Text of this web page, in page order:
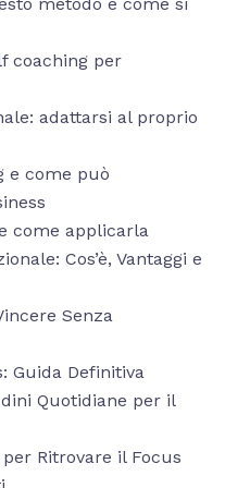
coaching per
adattarsi al proprio
e come può
e come applicarla
Cos’è, Vantaggi e
Senza
Guida Definitiva
Quotidiane per il
Ritrovare il Focus